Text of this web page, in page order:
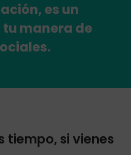
es un
tu manera de
tiempo, si vienes